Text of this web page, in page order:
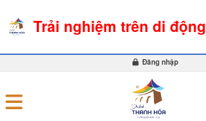
Đăng nhập
Trải nghiệm trên di động